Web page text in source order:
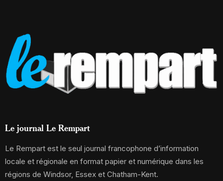
Le journal Le Rempart
Le Rempart est le seul journal francophone d’information
locale et régionale en format papier et numérique dans les
régions de Windsor, Essex et Chatham-Kent.